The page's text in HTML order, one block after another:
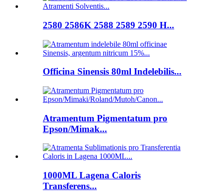
2580 2586K 2588 2589 2590 H...
Officina Sinensis 80ml Indelebilis...
Atramentum Pigmentatum pro
Epson/Mimak...
1000ML Lagena Caloris
Transferens...